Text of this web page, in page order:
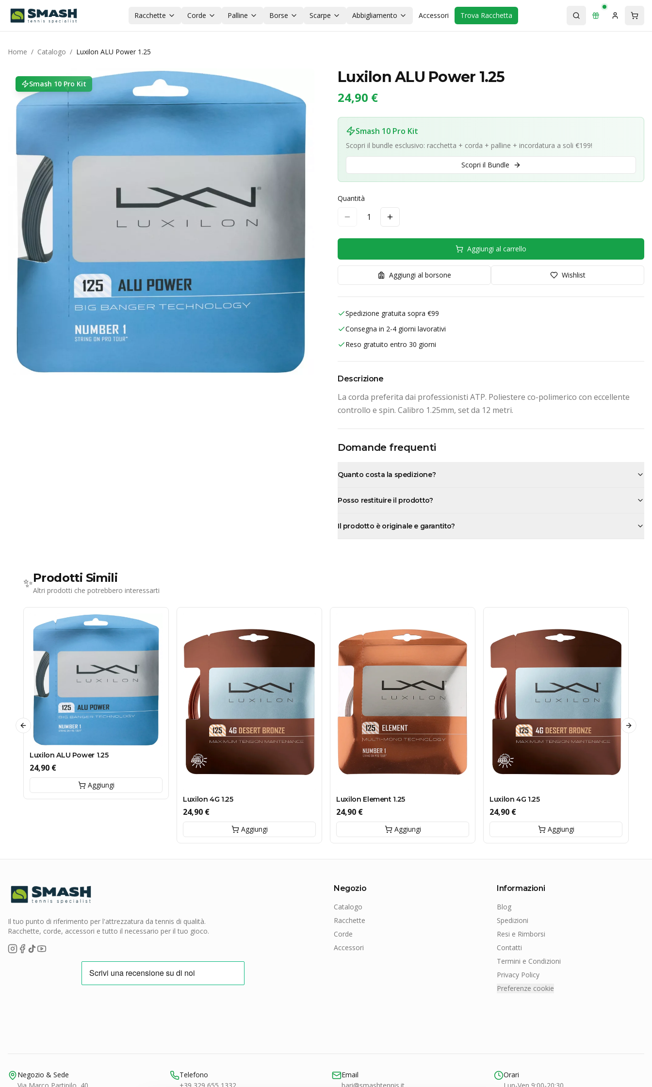
Racchette Corde Palline Borse Scarpe Abbigliamento Accessori Trova Racchetta
Home / Catalogo / Luxilon ALU Power 1.25
Smash 10 Pro Kit Luxilon ALU Power 1.25
24,90 €
Smash 10 Pro Kit
Scopri il bundle esclusivo: racchetta + corda + palline + incordatura a soli €199!
Scopri il Bundle
Quantità
1
Aggiungi al carrello
Aggiungi al borsone Wishlist
Spedizione gratuita sopra €99
Consegna in 2-4 giorni lavorativi
Reso gratuito entro 30 giorni
Descrizione
La corda preferita dai professionisti ATP. Poliestere co-polimerico con eccellente
controllo e spin. Calibro 1.25mm, set da 12 metri.
Domande frequenti
Quanto costa la spedizione?
Posso restituire il prodotto?
Il prodotto è originale e garantito?
✨Prodotti Simili
Altri prodotti che potrebbero interessarti
Luxilon ALU Power 1.25
24,90 €
Aggiungi
Luxilon 4G 1.25
24,90 €
Aggiungi
Luxilon Element 1.25
24,90 €
Aggiungi
Luxilon 4G 1.25
24,90 €
Aggiungi
Previous slide Next
Il tuo punto di riferimento per l'attrezzatura da tennis di qualità.
Racchette, corde, accessori e tutto il necessario per il tuo gioco.
Negozio
Catalogo
Racchette
Corde
Accessori
Informazioni
Blog
Spedizioni
Resi e Rimborsi
Contatti
Termini e Condizioni
Privacy Policy
Preferenze cookie
Negozio & Sede
Telefono
Email
Orari